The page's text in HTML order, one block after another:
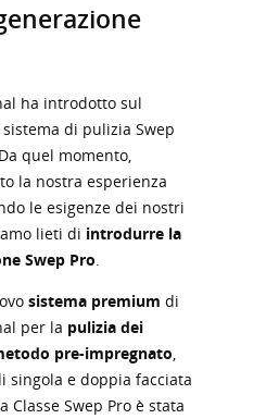
ha introdotto sul
di pulizia Swep
quel momento,
la nostra esperienza
le esigenze dei nostri
lieti di introdurre la
Swep Pro.
sistema premium di
per la pulizia dei
pre-impregnato,
singola e doppia facciata
Classe Swep Pro è stata